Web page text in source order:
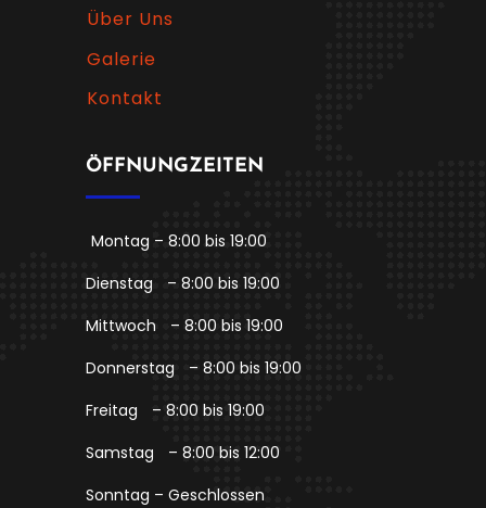
Über Uns
Galerie
Kontakt
ÖFFNUNGZEITEN
Montag – 8:00 bis 19:00
Dienstag
– 8:00 bis 19:00
Mittwoch
– 8:00 bis 19:00
Donnerstag
– 8:00 bis 19:00
Freitag
– 8:00 bis 19:00
Samstag
– 8:00 bis 12:00
Sonntag – Geschlossen